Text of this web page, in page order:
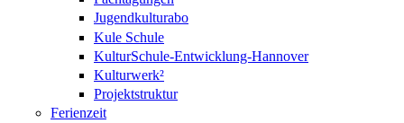
Jugendkulturabo
Kule Schule
KulturSchule-Entwicklung-Hannover
Kulturwerk²
Projektstruktur
Ferienzeit